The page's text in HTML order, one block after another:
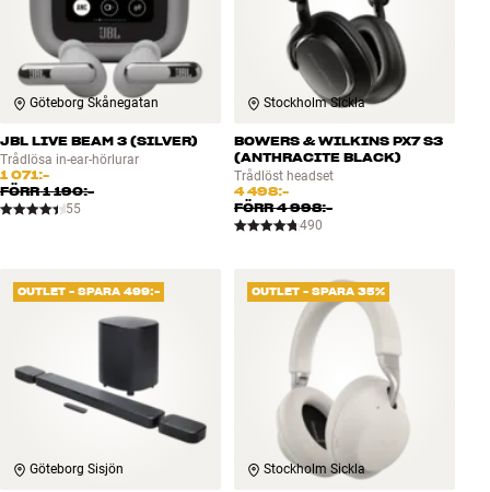
Göteborg Skånegatan
JBL LIVE BEAM 3 (SILVER)
Trådlösa in-ear-hörlurar
1 071:-
FÖRR1 190:-
55
Stockholm Sickla
BOWERS & WILKINS PX7 S3
(ANTHRACITE BLACK)
Trådlöst headset
4 498:-
FÖRR4 998:-
490
OUTLET - SPARA 499:-
Göteborg Sisjön
OUTLET - SPARA 35%
Stockholm Sickla